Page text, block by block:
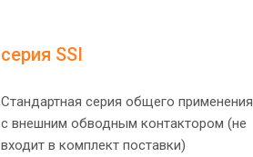
серия SSI
Стандартная серия общего применения
с внешним обводным контактором (не
входит в комплект поставки)